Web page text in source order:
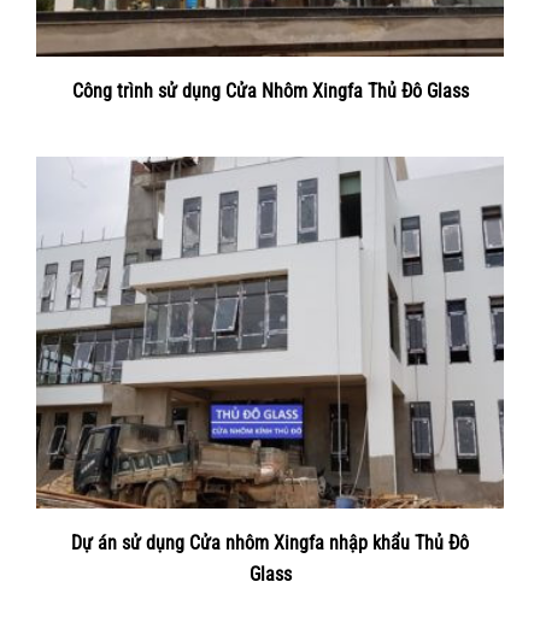
Công trình sử dụng Cửa Nhôm Xingfa Thủ Đô Glass
Dự án sử dụng Cửa nhôm Xingfa nhập khẩu Thủ Đô
Glass